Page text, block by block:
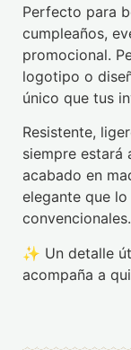
Perfecto para
cumpleaños,
promocional.
logotipo o
único que tus
Resistente,
siempre estará
acabado en
elegante que
convencionales.
✨ Un detalle
acompaña a